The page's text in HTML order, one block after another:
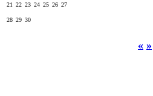
21 22 23 24 25 26 27
28 29 30
« »